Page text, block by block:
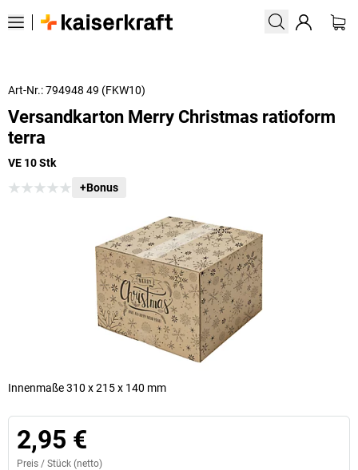
Art-Nr.: 794948 49 (FKW10)
Versandkarton Merry Christmas ratioform
terra
VE 10 Stk
+Bonus
Innenmaße 310 x 215 x 140 mm
2,95 €
Preis / Stück (netto)